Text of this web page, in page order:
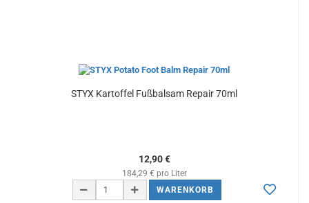
STYX Kartoffel Fußbalsam Repair 70ml
12,90 €
184,29 € pro Liter
WARENKORB